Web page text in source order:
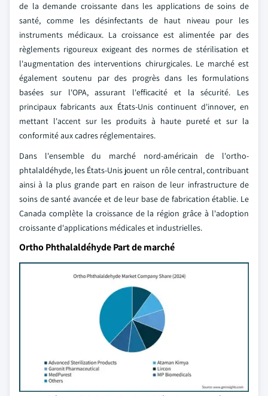
de la demande croissante dans les applications de soins de
santé, comme les désinfectants de haut niveau pour les
instruments médicaux. La croissance est alimentée par des
règlements rigoureux exigeant des normes de stérilisation et
l'augmentation des interventions chirurgicales. Le marché est
également soutenu par des progrès dans les formulations
basées sur l'OPA, assurant l'efficacité et la sécurité. Les
principaux fabricants aux États-Unis continuent d'innover, en
mettant l'accent sur les produits à haute pureté et sur la
conformité aux cadres réglementaires.
Dans l'ensemble du marché nord-américain de l'ortho-
phtalaldéhyde, les États-Unis jouent un rôle central, contribuant
ainsi à la plus grande part en raison de leur infrastructure de
soins de santé avancée et de leur base de fabrication établie. Le
Canada complète la croissance de la région grâce à l'adoption
croissante d'applications médicales et industrielles.
Ortho Phthalaldéhyde Part de marché